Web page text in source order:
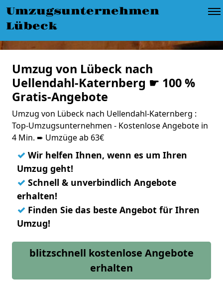
Umzugsunternehmen
Lübeck
Umzug von Lübeck nach
Uellendahl-Katernberg ☛ 100 %
Gratis-Angebote
Umzug von Lübeck nach Uellendahl-Katernberg :
Top-Umzugsunternehmen - Kostenlose Angebote in
4 Min. ➨ Umzüge ab 63€
✓ Wir helfen Ihnen, wenn es um Ihren
Umzug geht!
✓ Schnell & unverbindlich Angebote
erhalten!
✓ Finden Sie das beste Angebot für Ihren
Umzug!
blitzschnell kostenlose Angebote
erhalten